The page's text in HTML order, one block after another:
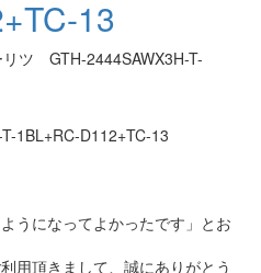
13
D112+TC-13
うになってよかったです」とお
用頂きまして、誠にありがとう